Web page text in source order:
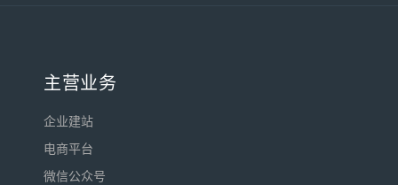
主营业务
企业建站
电商平台
微信公众号